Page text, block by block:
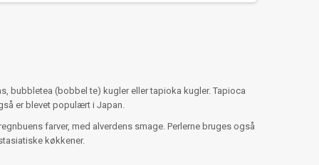
bubbletea (bobbel te) kugler eller tapioka kugler. Tapioca
er blevet populært i Japan.
farver, med alverdens smage. Perlerne bruges også
køkkener.